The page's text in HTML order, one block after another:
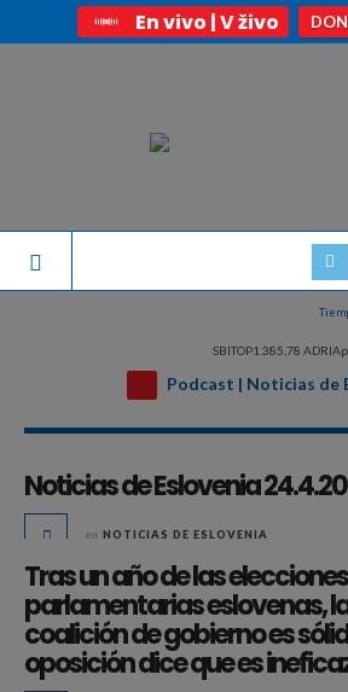
En vivo | V živo
SBITOP1.385,78
Podcast | Noticias de
Noticias de Eslovenia
en NOTICIAS DE ESLOVENIA
Tras un año de las elecciones
parlamentarias eslovenas,
coalición de gobierno es
oposición dice que es